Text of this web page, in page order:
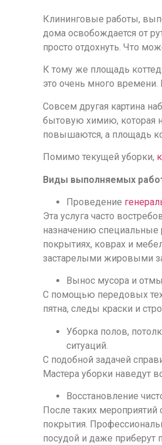
Клининговые работы,
дома освобождается от
просто отдохнуть. Что
К тому же площадь
это очень много
Совсем другая картина
бытовую химию, которая
повышаются, а площадь
Помимо текущей уборки,
Виды выполняемых
Проведение
Эта услуга часто
назначению специальные
покрытиях, коврах и
застарелыми жировыми
Вынос мусора и
С помощью передовых
пятна, следы краски и
Уборка полов,
ситуаций.
С подобной задачей
Мастера уборки наведут
Восстановление
После таких
покрытия.
посудой и даже